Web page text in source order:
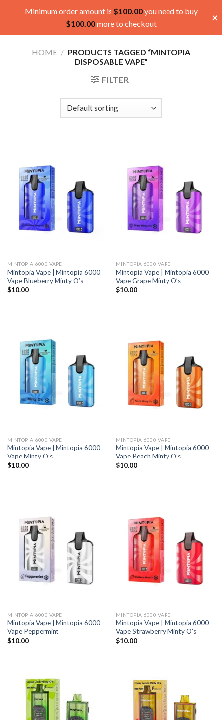
HOME / PRODUCTS TAGGED “MINTOPIA
DISPOSABLE VAPE”
FILTER
MINTOPIA 6000 VAPE
Mintopia Vape | Mintopia 6000
Vape Blueberry Minty O’s
$10.00
MINTOPIA 6000 VAPE
Mintopia Vape | Mintopia 6000
Vape Grape Minty O’s
$10.00
MINTOPIA 6000 VAPE
Mintopia Vape | Mintopia 6000
Vape Minty O’s
$10.00
MINTOPIA 6000 VAPE
Mintopia Vape | Mintopia 6000
Vape Peach Minty O’s
$10.00
MINTOPIA 6000 VAPE
Mintopia Vape | Mintopia 6000
Vape Peppermint
$10.00
MINTOPIA 6000 VAPE
Mintopia Vape | Mintopia 6000
Vape Strawberry Minty O’s
$10.00
Minimum order amount is $100.00you need to buy
$100.00more to checkout ×